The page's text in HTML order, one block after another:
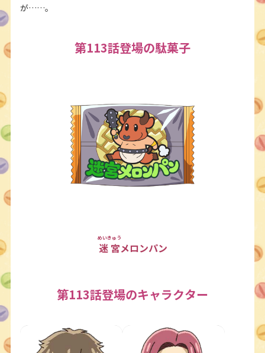
が……。
第113話登場の駄菓子
迷宮
めいきゅう
メロンパン
第113話登場のキャラクター